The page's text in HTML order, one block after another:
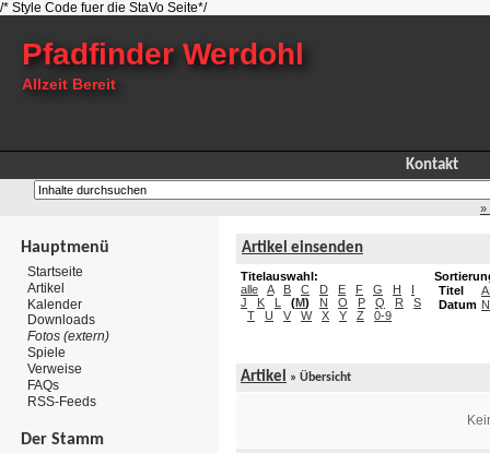
/* Style Code fuer die StaVo Seite*/
Pfadfinder Werdohl
Allzeit Bereit
Kontakt
»
Hauptmenü
Startseite
Artikel
Kalender
Downloads
Fotos (extern)
Spiele
Verweise
FAQs
RSS-Feeds
Der Stamm
Artikel einsenden
Titelauswahl:
alle
A B C D E F G H
I
J
K L (M) N O P Q R
S
T
U V W X Y Z 0-9
Titel
Datum
Artikel » Übersicht